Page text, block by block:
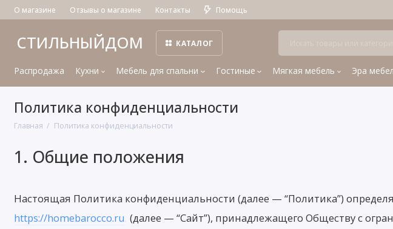
О магазине Отзывы о магазине Контакты Помощь
СТИЛЬНЫЙДОМ КАТАЛОГ
Распродажа Кухни Мебель для спальни Гостиные Мягкая мебель Эра
Политика конфиденциальности
Главная Политика конфиденциальности
1. Общие положения
Настоящая Политика конфиденциальности (далее — “Политика”)
https://homebarocco.ru (далее — “Сайт”), принадлежащего Обществу с